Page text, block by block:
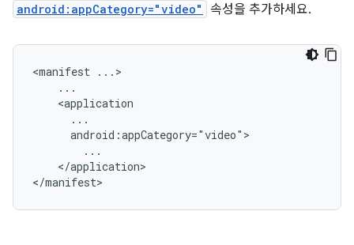
android:appCategory="video" 속성을 추가하세요.
<manifest
</application>